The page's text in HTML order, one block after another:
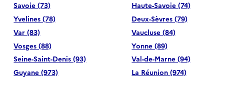
Savoie (73) Haute-Savoie (74)
Yvelines (78)
Deux-Sèvres (79)
Var (83)
Vaucluse (84)
Vosges (88)
Yonne (89)
Seine-Saint-Denis (93)
Val-de-Marne (94)
Guyane (973)
La Réunion (974)